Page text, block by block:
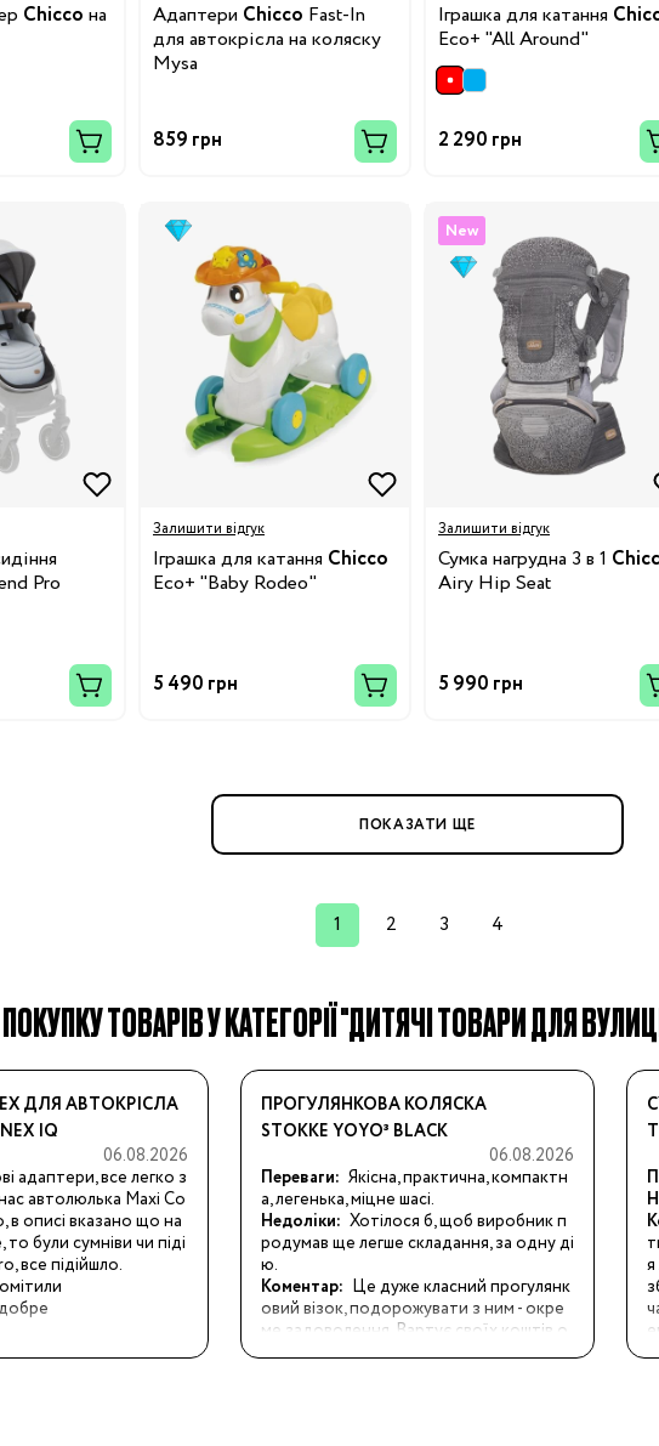
Бренди:
Бренди:
Chicco на
Адаптери Chicco Fast-In
для автокрісла на коляску
Mysa
859 грн
Іграшка для катання
Eco+ "All Around"
2 290 грн
Pro
Залишити відгук
Іграшка для катання Chicco
Eco+ "Baby Rodeo"
5 490 грн
New
Залишити відгук
Сумка нагрудна 3 в 1
Airy Hip Seat
5 990 грн
ПОКАЗАТИ ЩЕ
1 2 3 4
ТОВАРІВ У КАТЕГОРІЇ "ДИТЯЧІ ТОВАРИ ДЛЯ
ДЛЯ АВТОКРІСЛА
IQ
06.08.2026
адаптери, все легко з
автолюлька Maxi Co
в описі вказано що на
були сумніви чи піді
все підійшло.
ПРОГУЛЯНКОВА КОЛЯСКА
STOKKE YOYO³ BLACK
06.08.2026
Переваги: Якісна, практична, компактн
а, легенька, міцне шасі.
Недоліки: Хотілося б, щоб виробник п
родумав ще легше складання, за одну ді
ю.
Коментар: Це дуже класний прогулянк
овий візок, подорожувати з ним - окре
ме задоволення. Вартує своїх коштів о
днозначно.